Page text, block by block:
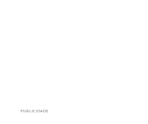
PUBLICIDADE